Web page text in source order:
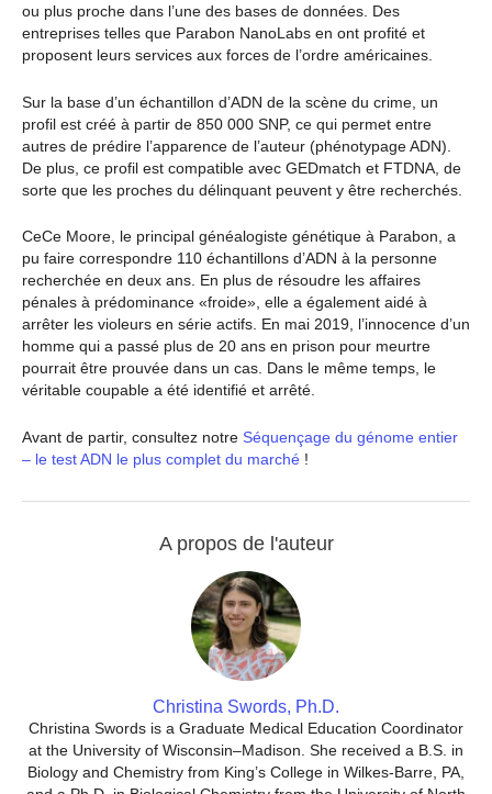
ou plus proche dans l’une des bases de données. Des
entreprises telles que Parabon NanoLabs en ont profité et
proposent leurs services aux forces de l’ordre américaines.
Sur la base d’un échantillon d’ADN de la scène du crime, un
profil est créé à partir de 850 000 SNP, ce qui permet entre
autres de prédire l’apparence de l’auteur (phénotypage ADN).
De plus, ce profil est compatible avec GEDmatch et FTDNA, de
sorte que les proches du délinquant peuvent y être recherchés.
CeCe Moore, le principal généalogiste génétique à Parabon, a
pu faire correspondre 110 échantillons d’ADN à la personne
recherchée en deux ans. En plus de résoudre les affaires
pénales à prédominance «froide», elle a également aidé à
arrêter les violeurs en série actifs. En mai 2019, l’innocence d’un
homme qui a passé plus de 20 ans en prison pour meurtre
pourrait être prouvée dans un cas. Dans le même temps, le
véritable coupable a été identifié et arrêté.
Avant de partir, consultez notre Séquençage du génome entier
– le test ADN le plus complet du marché !
A propos de l'auteur
Christina Swords, Ph.D.
Christina Swords is a Graduate Medical Education Coordinator
at the University of Wisconsin–Madison. She received a B.S. in
Biology and Chemistry from King’s College in Wilkes-Barre, PA,